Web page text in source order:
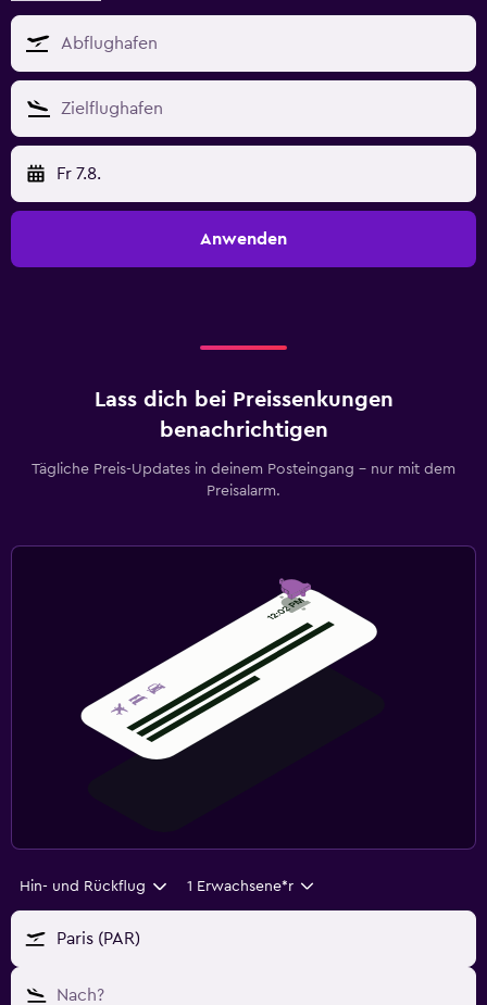
Fr 7.8.
Anwenden
Lass dich bei Preissenkungen
benachrichtigen
Tägliche Preis-Updates in deinem Posteingang – nur mit dem
Preisalarm.
Hin- und Rückflug 1 Erwachsene*r
Paris (PAR)
Nach?